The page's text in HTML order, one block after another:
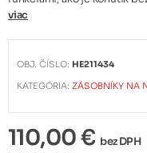
viac
OBJ. ČÍSLO: HE211434
KATEGÓRIA:ZÁSOBNÍKY NA
110,00 € bez DPH